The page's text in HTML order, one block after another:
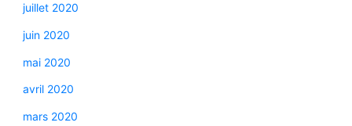
juillet 2020
juin 2020
mai 2020
avril 2020
mars 2020